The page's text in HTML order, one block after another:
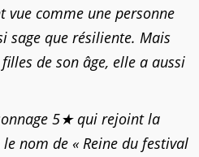
vue comme une personne
sage que résiliente. Mais
de son âge, elle a aussi
5★ qui rejoint la
nom de « Reine du festival